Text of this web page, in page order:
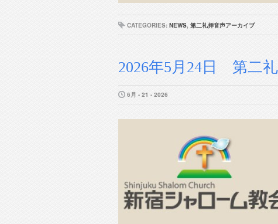
CATEGORIES: NEWS, 第二礼拝音声アーカイブ
2026年5月24日 第二
6月 - 21 - 2026